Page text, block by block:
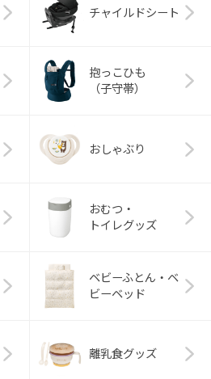
チャイルドシート
抱っこひも
（子守帯）
おしゃぶり
おむつ・
トイレグッズ
ベビーふとん・ベ
ビーベッド
離乳食グッズ